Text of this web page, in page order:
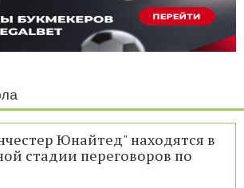
Юнайтед" находятся в
стадии переговоров по